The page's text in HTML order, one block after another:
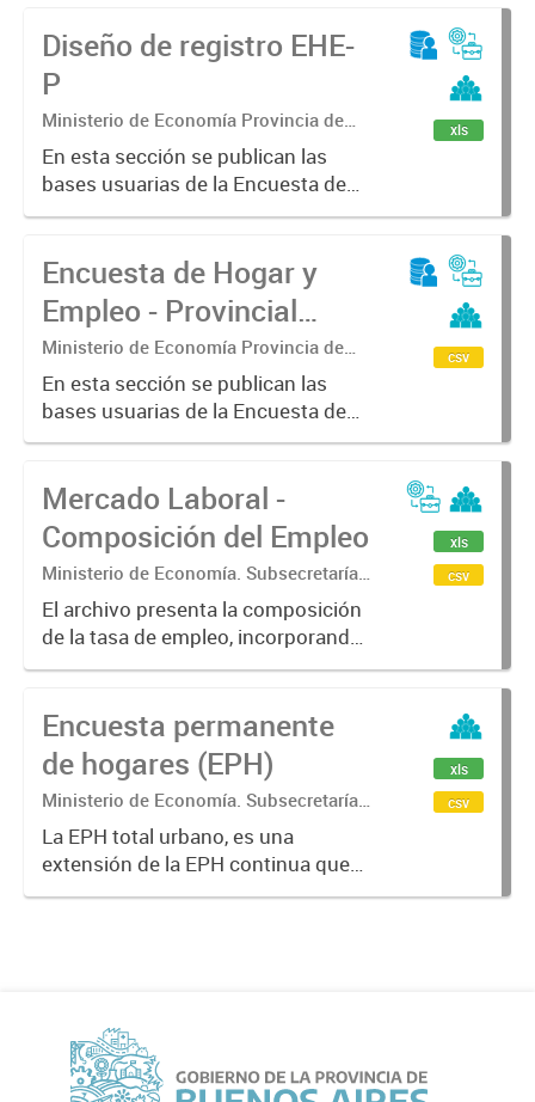
Diseño de registro EHE-
P
Ministerio de Economía Provincia de
Buenos Aires. Subsecretaria de
Coordinación económica y estadística.
Dirección Provincial de Estadística
En esta sección se publican las
bases usuarias de la Encuesta de
Hogar y Empleo - Provincial (EHE-P)
xls
Encuesta de Hogar y
Empleo - Provincial
(EHE-P)
Ministerio de Economía Provincia de
Buenos Aires. Subsecretaria de
Coordinación económica y estadística.
Dirección Provincial de Estadística
En esta sección se publican las
bases usuarias de la Encuesta de
Hogar y Empleo - Provincial (EHE-P)
csv
Mercado Laboral -
Composición del Empleo
Ministerio de Economía. Subsecretaría
de Coordinación Económica y
Estadística. Dirección Provincial de
Estadística.
El archivo presenta la composición
de la tasa de empleo, incorporando
información sobre las
ocupada. Incluye desagregaciones
según condición de asalariado,
calificación...
xls
csv
Encuesta permanente
de hogares (EPH)
Ministerio de Economía. Subsecretaría
de Coordinación Económica y
Estadística. Dirección Provincial de
Estadística.
La EPH total urbano, es una
extensión de la EPH continua que
incorpora aglomerados urbanos
xls
csv